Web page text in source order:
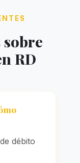
sobre
RD
débito